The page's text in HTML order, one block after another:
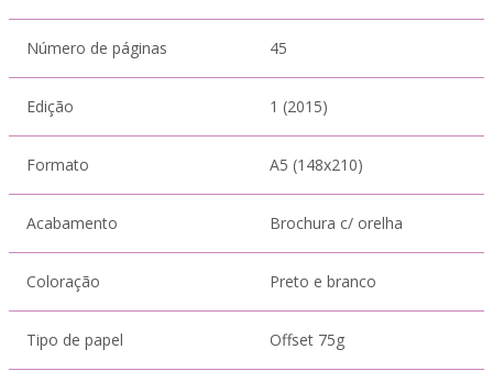
Número de páginas 45
Edição 1 (2015)
Formato A5 (148x210)
Acabamento Brochura c/ orelha
Coloração Preto e branco
Tipo de papel Offset 75g